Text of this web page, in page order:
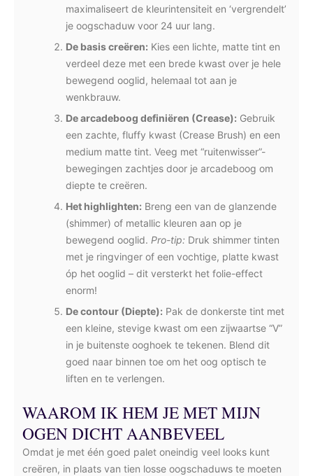
maximaliseert de kleurintensiteit en ‘vergrendelt’
je oogschaduw voor 24 uur lang.
De basis creëren: Kies een lichte, matte tint en
verdeel deze met een brede kwast over je hele
bewegend ooglid, helemaal tot aan je
wenkbrauw.
De arcadeboog definiëren (Crease): Gebruik
een zachte, fluffy kwast (Crease Brush) en een
medium matte tint. Veeg met “ruitenwisser”-
bewegingen zachtjes door je arcadeboog om
diepte te creëren.
Het highlighten: Breng een van de glanzende
(shimmer) of metallic kleuren aan op je
bewegend ooglid. Pro-tip: Druk shimmer tinten
met je ringvinger of een vochtige, platte kwast
óp het ooglid – dit versterkt het folie-effect
enorm!
De contour (Diepte): Pak de donkerste tint met
een kleine, stevige kwast om een zijwaartse “V”
in je buitenste ooghoek te tekenen. Blend dit
goed naar binnen toe om het oog optisch te
liften en te verlengen.
WAAROM IK HEM JE MET MIJN
OGEN DICHT AANBEVEEL
Omdat je met één goed palet oneindig veel looks kunt
creëren, in plaats van tien losse oogschaduws te moeten